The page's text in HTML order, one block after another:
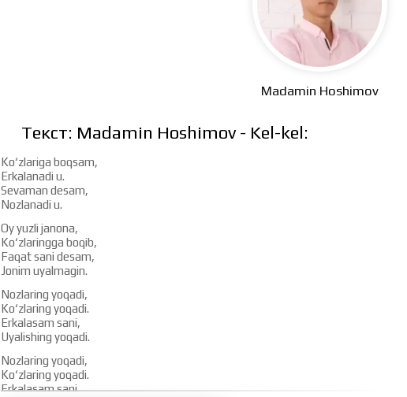
Madamin Hoshimov
Текст: Madamin Hoshimov - Kel-kel:
Ko‘zlariga boqsam,
Erkalanadi u.
Sevaman desam,
Nozlanadi u.
Oy yuzli janona,
Ko‘zlaringga boqib,
Faqat sani desam,
Jonim uyalmagin.
Nozlaring yoqadi,
Ko‘zlaring yoqadi.
Erkalasam sani,
Uyalishing yoqadi.
Nozlaring yoqadi,
Ko‘zlaring yoqadi.
Erkalasam sani,